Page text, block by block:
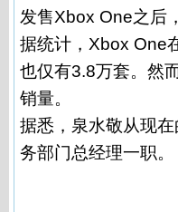
发售Xbox One之后
据统计，Xbox One
也仅有3.8万套。然
销量。
据悉，泉水敬从现
务部门总经理一职。